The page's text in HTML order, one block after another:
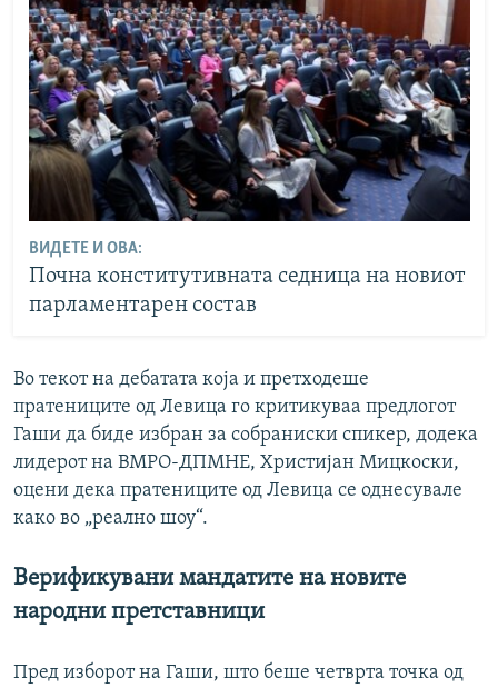
ВИДЕТЕ И ОВА:
Почна конститутивната седница на новиот
парламентарен состав
Во текот на дебатата која и претходеше
пратениците од Левица го критикуваа предлогот
Гаши да биде избран за собраниски спикер, додека
лидерот на ВМРО-ДПМНЕ, Христијан Мицкоски,
оцени дека пратениците од Левица се однесувале
како во „реално шоу“.
Верификувани мандатите на новите
народни претставници
Пред изборот на Гаши, што беше четврта точка од